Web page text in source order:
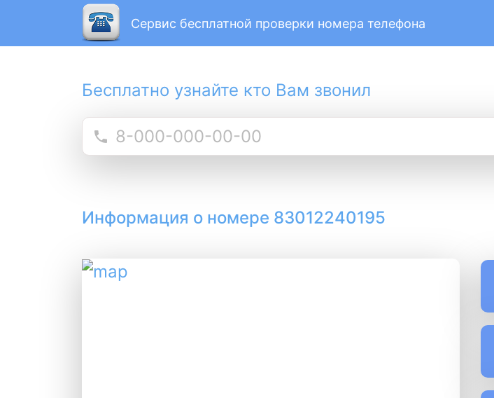
Сервис бесплатной проверки номера телефона
Бесплатно узнайте кто Вам звонил
Информация о номере 83012240195